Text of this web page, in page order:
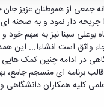
به مناسبت
جمعی از هموطنان عزیز
جریحه دار نمود و به صحنه
بوعلی سینا نیز به سهم
واثق است انشاءا... این
در ادامه چنین کمک
برنامه ای منسجم جامع،
کلیه همکاران